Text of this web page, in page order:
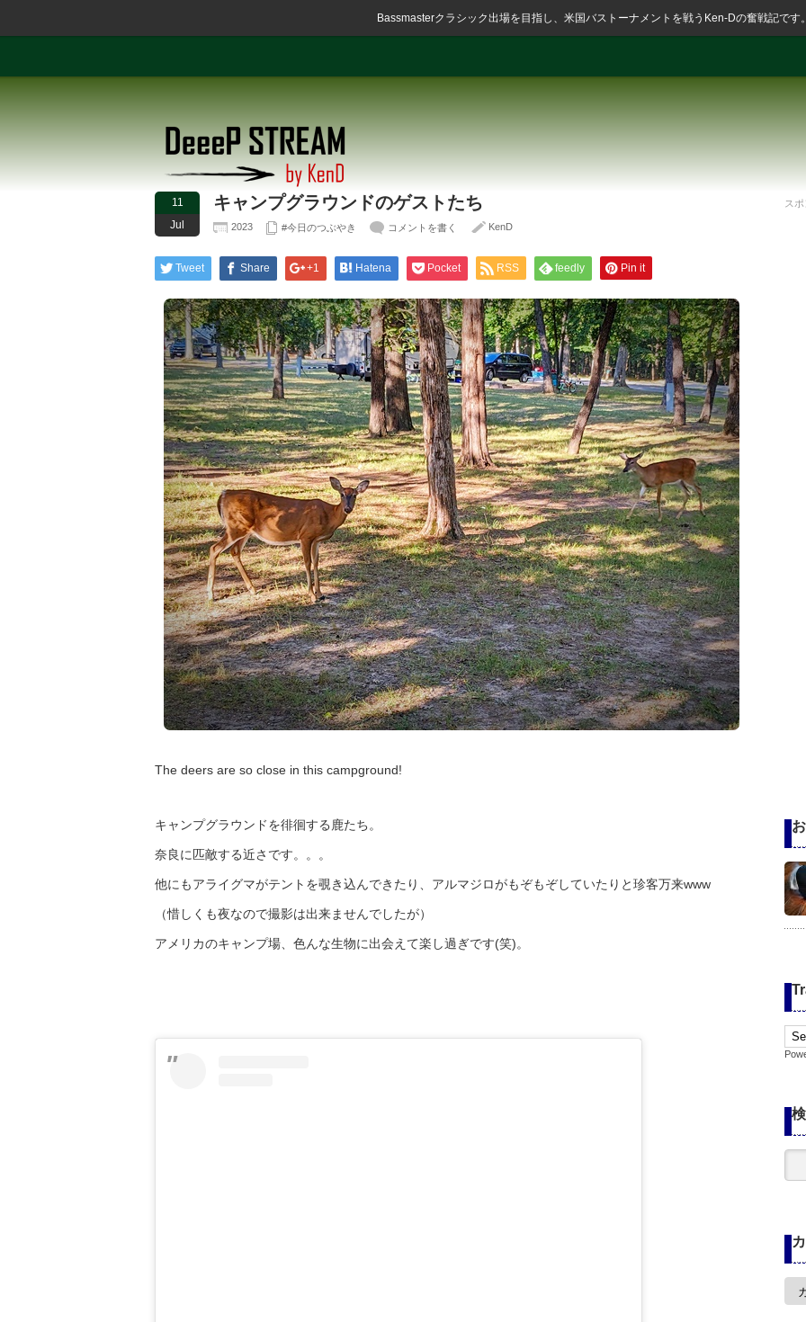
Bassmasterクラシック出場を目指し、米国バストーナメントを戦うKen-Dの奮戦記です
11
Jul
キャンプグラウンドのゲストたち
2023 #今日のつぶやき コメントを書く KenD
Tweet Share +1 Hatena Pocket RSS feedly Pin it
The deers are so close in this campground!
キャンプグラウンドを徘徊する鹿たち。
奈良に匹敵する近さです。。。
他にもアライグマがテントを覗き込んできたり、アルマジロがもぞもぞしていたりと珍客万来www
（惜しくも夜なので撮影は出来ませんでしたが）
アメリカのキャンプ場、色んな生物に出会えて楽し過ぎです(笑)。
ス
カ